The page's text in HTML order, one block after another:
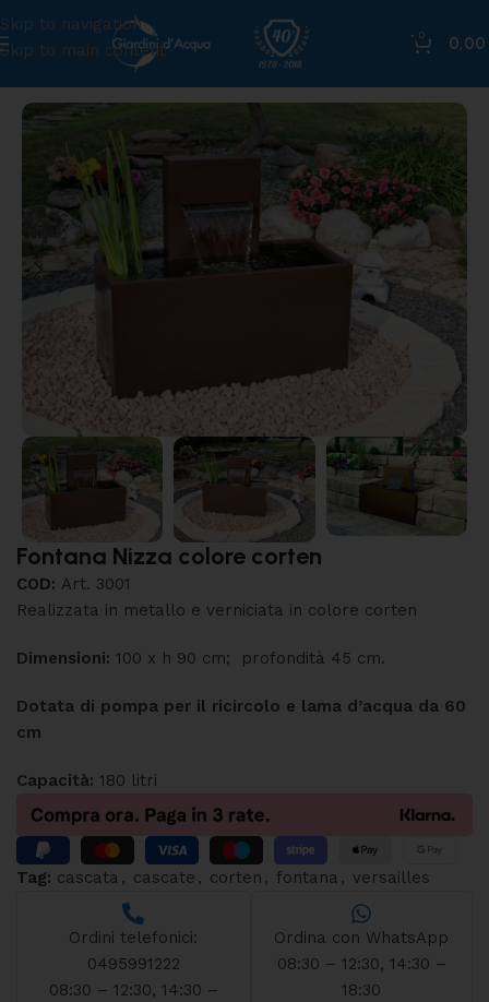
Skip to navigation
Skip to main content
0
0,00
Fontana Nizza colore corten
COD: Art. 3001
Realizzata in metallo e verniciata in colore corten
Dimensioni: 100 x h 90 cm; profondità 45 cm.
Dotata di pompa per il ricircolo e lama d’acqua da 60
cm
Capacità: 180 litri
Tag: cascata , cascate , corten , fontana , versailles
Ordini telefonici:
0495991222
08:30 – 12:30, 14:30 –
Ordina con WhatsApp
08:30 – 12:30, 14:30 –
18:30